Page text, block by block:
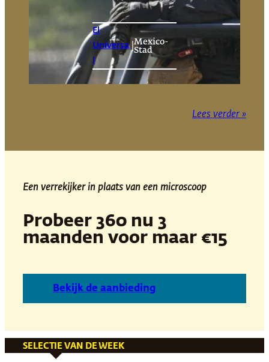
El
Universa
l
Mexico-
Stad
Lees verder »
Een verrekijker in plaats van een microscoop
Probeer 360 nu 3
maanden voor maar €15
Bekijk de aanbieding
SELECTIE VAN DE WEEK